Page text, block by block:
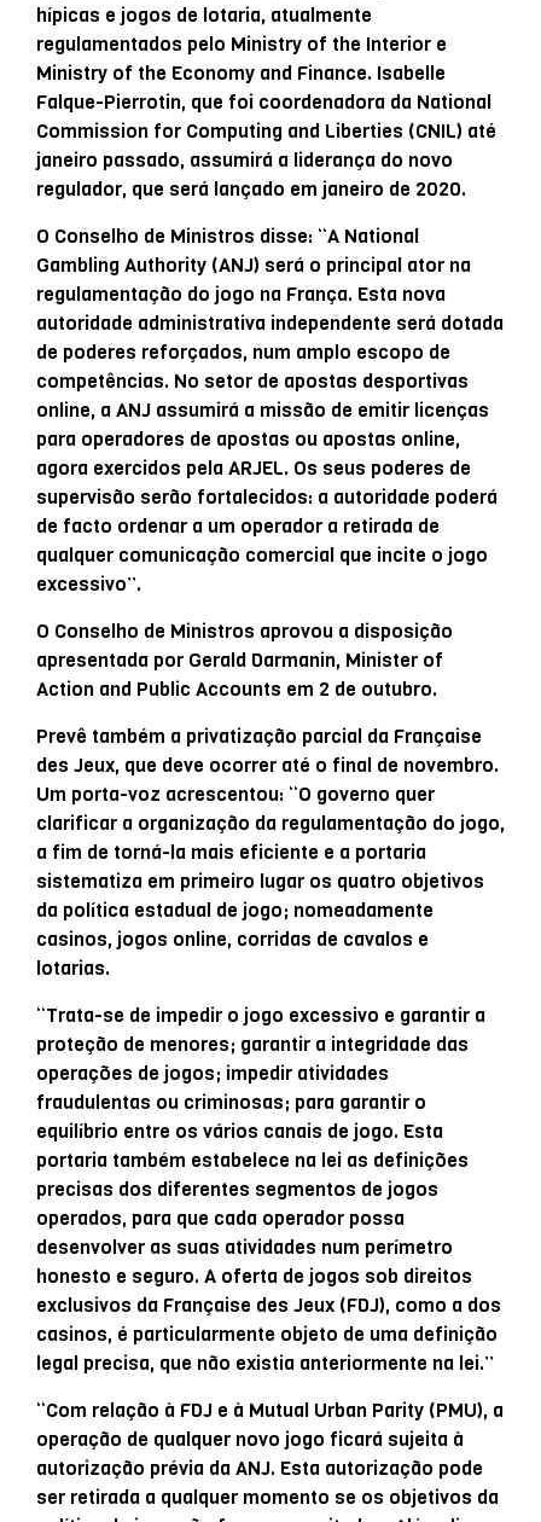
hípicas e jogos de lotaria, atualmente
regulamentados pelo Ministry of the Interior e
Ministry of the Economy and Finance. Isabelle
Falque-Pierrotin, que foi coordenadora da National
Commission for Computing and Liberties (CNIL) até
janeiro passado, assumirá a liderança do novo
regulador, que será lançado em janeiro de 2020.
O Conselho de Ministros disse: “A National
Gambling Authority (ANJ) será o principal ator na
regulamentação do jogo na França. Esta nova
autoridade administrativa independente será dotada
de poderes reforçados, num amplo escopo de
competências. No setor de apostas desportivas
online, a ANJ assumirá a missão de emitir licenças
para operadores de apostas ou apostas online,
agora exercidos pela ARJEL. Os seus poderes de
supervisão serão fortalecidos: a autoridade poderá
de facto ordenar a um operador a retirada de
qualquer comunicação comercial que incite o jogo
excessivo”.
O Conselho de Ministros aprovou a disposição
apresentada por Gerald Darmanin, Minister of
Action and Public Accounts em 2 de outubro.
Prevê também a privatização parcial da Française
des Jeux, que deve ocorrer até o final de novembro.
Um porta-voz acrescentou: “O governo quer
clarificar a organização da regulamentação do jogo,
a fim de torná-la mais eficiente e a portaria
sistematiza em primeiro lugar os quatro objetivos
da política estadual de jogo; nomeadamente
casinos, jogos online, corridas de cavalos e
lotarias.
“Trata-se de impedir o jogo excessivo e garantir a
proteção de menores; garantir a integridade das
operações de jogos; impedir atividades
fraudulentas ou criminosas; para garantir o
equilíbrio entre os vários canais de jogo. Esta
portaria também estabelece na lei as definições
precisas dos diferentes segmentos de jogos
operados, para que cada operador possa
desenvolver as suas atividades num perímetro
honesto e seguro. A oferta de jogos sob direitos
exclusivos da Française des Jeux (FDJ), como a dos
casinos, é particularmente objeto de uma definição
legal precisa, que não existia anteriormente na lei.”
“Com relação à FDJ e à Mutual Urban Parity (PMU), a
operação de qualquer novo jogo ficará sujeita à
autorização prévia da ANJ. Esta autorização pode
ser retirada a qualquer momento se os objetivos da